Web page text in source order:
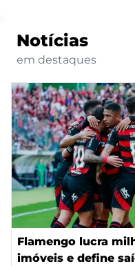
Notícias
em destaques
Flamengo lucra
imóveis e define